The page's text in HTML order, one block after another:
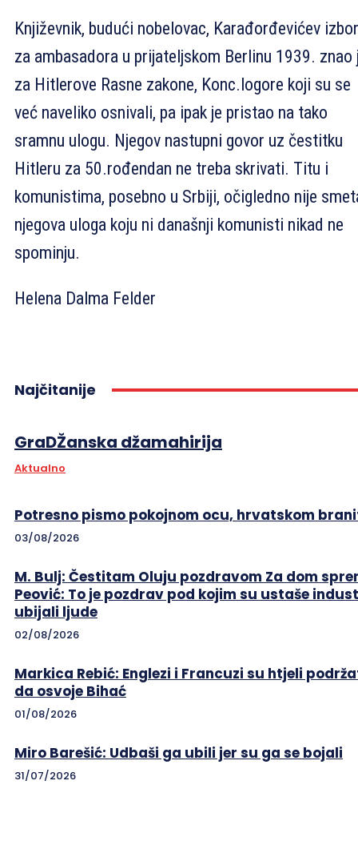
Književnik, budući nobelovac, Karađorđevićev izbor
za ambasadora u prijateljskom Berlinu 1939. znao
za Hitlerove Rasne zakone, Konc.logore koji su se
već naveliko osnivali, pa ipak je pristao na tako
sramnu ulogu. Njegov nastupni govor uz čestitku
Hitleru za 50.rođendan ne treba skrivati. Titu i
komunistima, posebno u Srbiji, očigledno nije
njegova uloga koju ni današnji komunisti nikad ne
spominju.
Helena Dalma Felder
Najčitanije
GraDŽanska džamahirija
Aktualno
Potresno pismo pokojnom ocu, hrvatskom
03/08/2026
M. Bulj: Čestitam Oluju pozdravom Za dom
Peović: To je pozdrav pod kojim su ustaše
ubijali ljude
02/08/2026
Markica Rebić: Englezi i Francuzi su htjeli
da osvoje Bihać
01/08/2026
Miro Barešić: Udbaši ga ubili jer su ga se bojali
31/07/2026